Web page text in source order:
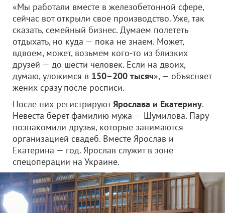
«Мы работали вместе в железобетонной сфере,
сейчас вот открыли свое производство. Уже, так
сказать, семейный бизнес. Думаем полететь
отдыхать, но куда — пока не знаем. Может,
вдвоем, может, возьмем кого-то из близких
друзей — до шести человек. Если на двоих,
думаю, уложимся в 150–200 тысяч», — объясняет
жених сразу после росписи.
После них регистрируютЯрослава и Екатерину.
Невеста берет фамилию мужа — Шумилова. Пару
познакомили друзья, которые занимаются
организацией свадеб. Вместе Ярослав и
Екатерина — год. Ярослав служит в зоне
спецоперации на Украине.